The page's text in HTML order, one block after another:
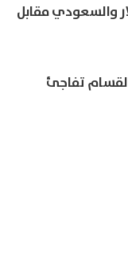
والسعودي مقابل
تفاجئ